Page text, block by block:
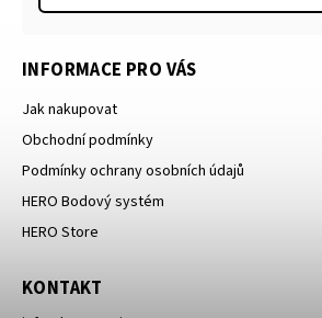
INFORMACE PRO VÁS
Jak nakupovat
Obchodní podmínky
Podmínky ochrany osobních údajů
HERO Bodový systém
HERO Store
KONTAKT